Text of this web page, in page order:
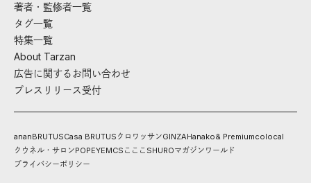
著者・監修者一覧
タグ一覧
特集一覧
About Tarzan
広告に関するお問い合わせ
プレスリリース受付
ananBRUTUSCasa BRUTUS クロワッサンGINZAHanako& Premiumcolocal
クウネル・サロンPOPEYEMCS こここ SHUROマガジンワールド
プライバシーポリシー